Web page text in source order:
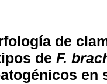
de
de F.
en